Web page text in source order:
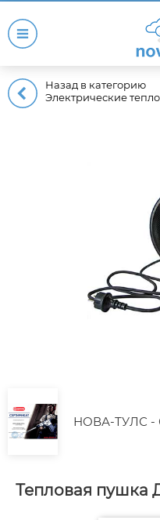
Назад в категорию
Электрические
НОВА-ТУЛС -
Тепловая